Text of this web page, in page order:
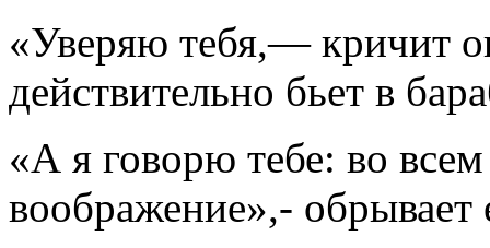
«Уверяю тебя,— кричит
действительно бьет в
«А я говорю тебе: во
воображение»,- обрывает